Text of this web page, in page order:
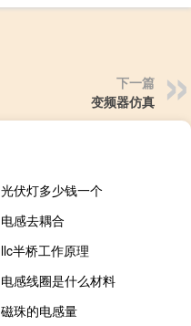
下一篇
变频器仿真
光伏灯多少钱一个
电感去耦合
llc半桥工作原理
电感线圈是什么材料
磁珠的电感量